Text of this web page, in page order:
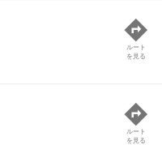
ルート
を見る
ルート
を見る